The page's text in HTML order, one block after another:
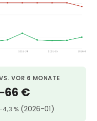
VOR 6 MONATE
−66 €
−4,3 % (2026-01)